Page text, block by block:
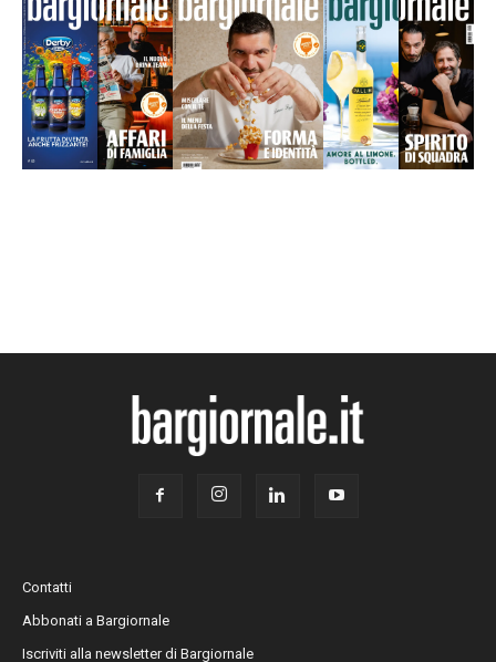
Contatti
Abbonati a Bargiornale
Iscriviti alla newsletter di Bargiornale